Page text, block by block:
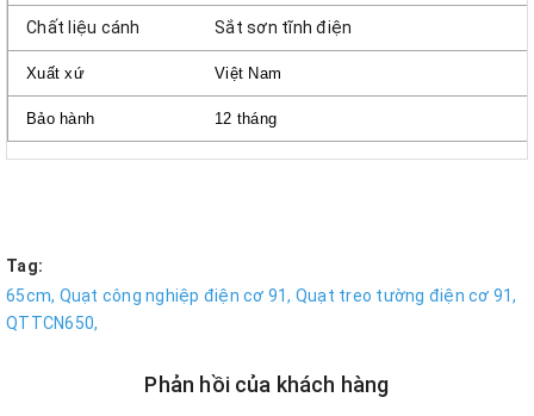
Chất liệu cánh Sắt sơn tĩnh điện
Xuất xứ Việt Nam
Bảo hành 12 tháng
Tag:
65cm, Quạt công nghiệp điện cơ 91, Quạt treo tường điện cơ 91,
QTTCN650,
Phản hồi của khách hàng